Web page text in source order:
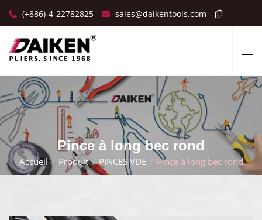
(+886)-4-22782825 sales@daikentools.com
Pince à long bec rond
Accueil Produit PINCES VDE Pince à long bec rond